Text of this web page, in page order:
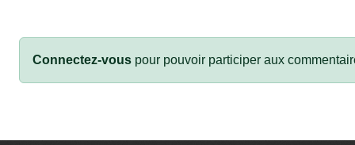
Connectez-vous pour pouvoir participer aux